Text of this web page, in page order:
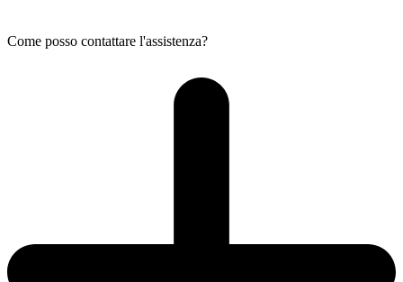
Come posso contattare l'assistenza?